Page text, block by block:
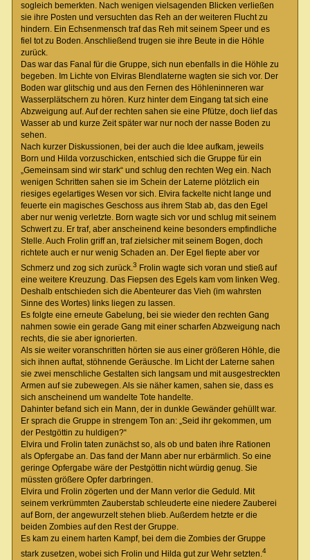
sogleich bemerkten. Nach wenigen vielsagenden Blicken verließen
sie ihre Posten und versuchten das Reh an der weiteren Flucht zu
hindern. Ein Echsenmensch traf das Reh mit seinem Speer und es
fiel tot zu Boden. Anschließend trugen sie ihre Beute in die Höhle
zurück.
Das war das Fanal für die Gruppe, sich nun ebenfalls in die Höhle zu
begeben. Im Lichte von Elviras Blendlaterne wagten sie sich vor. Der
Boden war glitschig und aus den Fernen des Höhleninneren war
Wasserplätschern zu hören. Kurz hinter dem Eingang tat sich eine
Abzweigung auf. Auf der rechten sahen sie eine Pfütze, doch lief das
Wasser ab und kurze Zeit später war nur noch der nasse Boden zu
sehen.
Nach kurzer Diskussionen, bei der auch die Idee aufkam, jeweils
Born und Hilda vorzuschicken, entschied sich die Gruppe für ein
„Gemeinsam sind wir stark“ und schlug den rechten Weg ein. Nach
wenigen Schritten sahen sie im Schein der Laterne plötzlich ein
riesiges egelartiges Wesen vor sich. Elvira fackelte nicht lange und
feuerte ein magisches Geschoss aus ihrem Stab ab, das den Egel
aber nur wenig verletzte. Born wagte sich vor und schlug mit seinem
Schwert zu. Er traf, aber anscheinend keine besonders empfindliche
Stelle. Auch Frolin griff an, traf zielsicher mit seinem Bogen, doch
richtete auch er nur wenig Schaden an. Der Egel fiepte aber vor
Schmerz und zog sich zurück.3 Frolin wagte sich voran und stieß auf
eine weitere Kreuzung. Das Fiepsen des Egels kam vom linken Weg.
Deshalb entschieden sich die Abenteurer das Vieh (im wahrsten
Sinne des Wortes) links liegen zu lassen.
Es folgte eine erneute Gabelung, bei sie wieder den rechten Gang
nahmen sowie ein gerade Gang mit einer scharfen Abzweigung nach
rechts, die sie aber ignorierten.
Als sie weiter voranschritten hörten sie aus einer größeren Höhle, die
sich ihnen auftat, stöhnende Geräusche. Im Licht der Laterne sahen
sie zwei menschliche Gestalten sich langsam und mit ausgestreckten
Armen auf sie zubewegen. Als sie näher kamen, sahen sie, dass es
sich anscheinend um wandelte Tote handelte.
Dahinter befand sich ein Mann, der in dunkle Gewänder gehüllt war.
Er sprach die Gruppe in strengem Ton an: „Seid ihr gekommen, um
der Pestgöttin zu huldigen?“
Elvira und Frolin taten zunächst so, als ob und baten ihre Rationen
als Opfergabe an. Das fand der Mann aber nur erbärmlich. So eine
geringe Opfergabe wäre der Pestgöttin nicht würdig genug. Sie
müssten größere Opfer darbringen.
Elvira und Frolin zögerten und der Mann verlor die Geduld. Mit
seinem verkrümmten Zauberstab schleuderte eine niedere Zauberei
auf Born, der angewurzelt stehen blieb. Außerdem hetzte er die
beiden Zombies auf den Rest der Gruppe.
Es kam zu einem harten Kampf, bei dem die Zombies der Gruppe
stark zusetzen, wobei sich Frolin und Hilda gut zur Wehr setzten.4